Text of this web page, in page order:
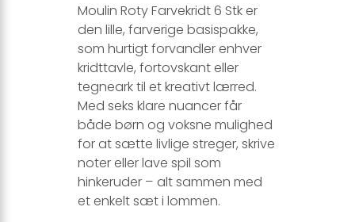
Moulin Roty Farvekridt 6 Stk er
den lille, farverige basispakke,
som hurtigt forvandler enhver
kridttavle, fortovskant eller
tegneark til et kreativt lærred.
Med seks klare nuancer får
både børn og voksne mulighed
for at sætte livlige streger, skrive
noter eller lave spil som
hinkeruder – alt sammen med
et enkelt sæt i lommen.